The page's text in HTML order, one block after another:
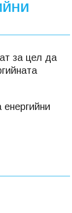
за цел да